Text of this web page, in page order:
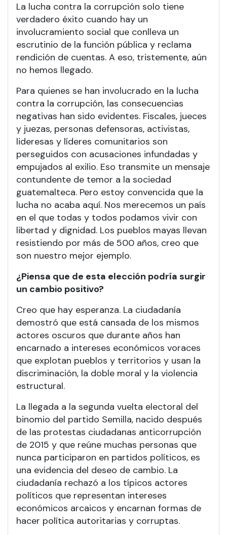
La lucha contra la corrupción solo tiene
verdadero éxito cuando hay un
involucramiento social que conlleva un
escrutinio de la función pública y reclama
rendición de cuentas. A eso, tristemente, aún
no hemos llegado.
Para quienes se han involucrado en la lucha
contra la corrupción, las consecuencias
negativas han sido evidentes. Fiscales, jueces
y juezas, personas defensoras, activistas,
lideresas y líderes comunitarios son
perseguidos con acusaciones infundadas y
empujados al exilio. Eso transmite un mensaje
contundente de temor a la sociedad
guatemalteca. Pero estoy convencida que la
lucha no acaba aquí. Nos merecemos un país
en el que todas y todos podamos vivir con
libertad y dignidad. Los pueblos mayas llevan
resistiendo por más de 500 años, creo que
son nuestro mejor ejemplo.
¿Piensa que de esta elección podría surgir
un cambio positivo?
Creo que hay esperanza. La ciudadanía
demostró que está cansada de los mismos
actores oscuros que durante años han
encarnado a intereses económicos voraces
que explotan pueblos y territorios y usan la
discriminación, la doble moral y la violencia
estructural.
La llegada a la segunda vuelta electoral del
binomio del partido Semilla, nacido después
de las protestas ciudadanas anticorrupción
de 2015 y que reúne muchas personas que
nunca participaron en partidos políticos, es
una evidencia del deseo de cambio. La
ciudadanía rechazó a los típicos actores
políticos que representan intereses
económicos arcaicos y encarnan formas de
hacer política autoritarias y corruptas.